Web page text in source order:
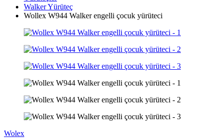
Walker Yürüteç
Wollex W944 Walker engelli çocuk yürüteci
Wolex